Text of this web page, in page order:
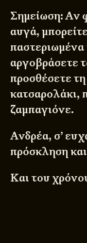
Σημείωση: Αν
αυγά,
παστεριωμένα
αργοβράσετε
προσθέσετε
κατσαρολάκι,
ζαμπαγιόνε.
Ανδρέα, σ’
πρόσκληση
Και του